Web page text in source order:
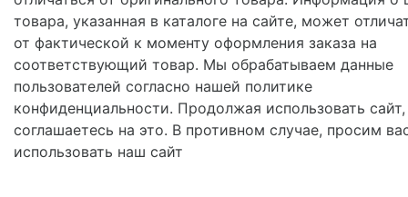
товара, указанная в каталоге на сайте, может
от фактической к моменту оформления заказа на
соответствующий товар. Мы обрабатываем данные
пользователей согласно нашей политике
конфиденциальности. Продолжая использовать
соглашаетесь на это. В противном случае, просим
использовать наш сайт